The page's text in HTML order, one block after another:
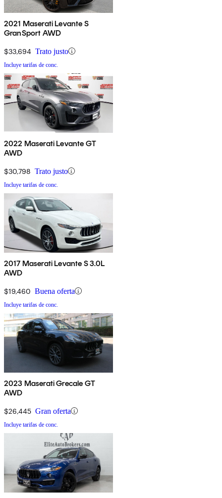
2021 Maserati Levante S
GranSport AWD
$33,694 Trato justo
Incluye tarifas de conc.
2022 Maserati Levante GT
AWD
$30,798 Trato justo
Incluye tarifas de conc.
2017 Maserati Levante S 3.0L
AWD
$19,460 Buena oferta
Incluye tarifas de conc.
2023 Maserati Grecale GT
AWD
$26,445 Gran oferta
Incluye tarifas de conc.